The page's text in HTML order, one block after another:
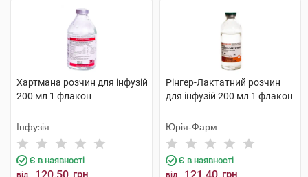
Хартмана розчин для інфузій
200 мл 1 флакон
Інфузія
Є в наявності
від грн
Рінгер-Лактатний розчин
для інфузій 200 мл 1 флакон
Юрія-Фарм
Є в наявності
від грн